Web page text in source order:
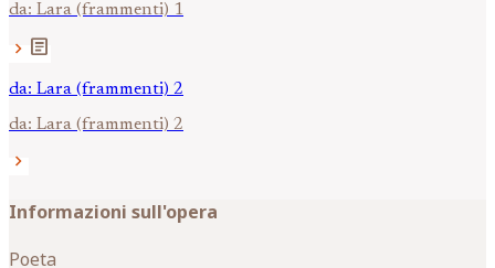
da: Lara (frammenti) 1
chevron_right article
da: Lara (frammenti) 2
da: Lara (frammenti) 2
chevron_right
Informazioni sull'opera
Poeta